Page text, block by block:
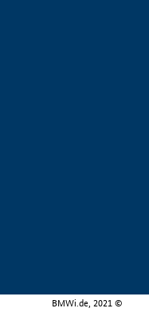
BMWi.de, 2021 ©